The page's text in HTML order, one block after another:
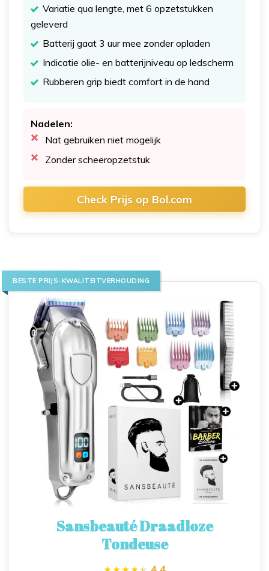
Variatie qua lengte, met 6 opzetstukken
geleverd
Batterij gaat 3 uur mee zonder opladen
Indicatie olie- en batterijniveau op ledscherm
Rubberen grip biedt comfort in de hand
Nadelen:
Nat gebruiken niet mogelijk
Zonder scheeropzetstuk
Check Prijs op Bol.com
BESTE PRIJS-KWALITEITVERHOUDING
Sansbeauté Draadloze
Tondeuse